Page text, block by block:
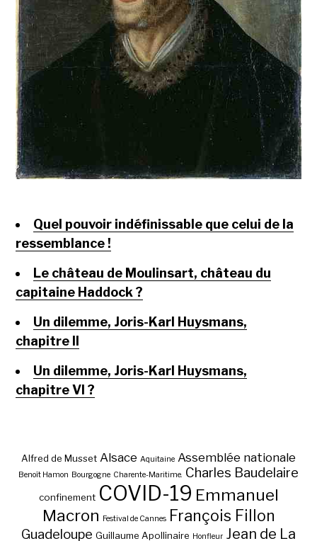
Quel pouvoir indéfinissable que celui de la
ressemblance !
Le château de Moulinsart, château du
capitaine Haddock ?
Un dilemme, Joris-Karl Huysmans,
chapitre II
Un dilemme, Joris-Karl Huysmans,
chapitre VI ?
Alfred de Musset Alsace Aquitaine Assemblée nationale
Benoît Hamon Bourgogne Charente-Maritime. Charles Baudelaire
confinement COVID-19 Emmanuel
Macron
Festival de Cannes François Fillon
Guadeloupe Guillaume Apollinaire Honfleur Jean de La